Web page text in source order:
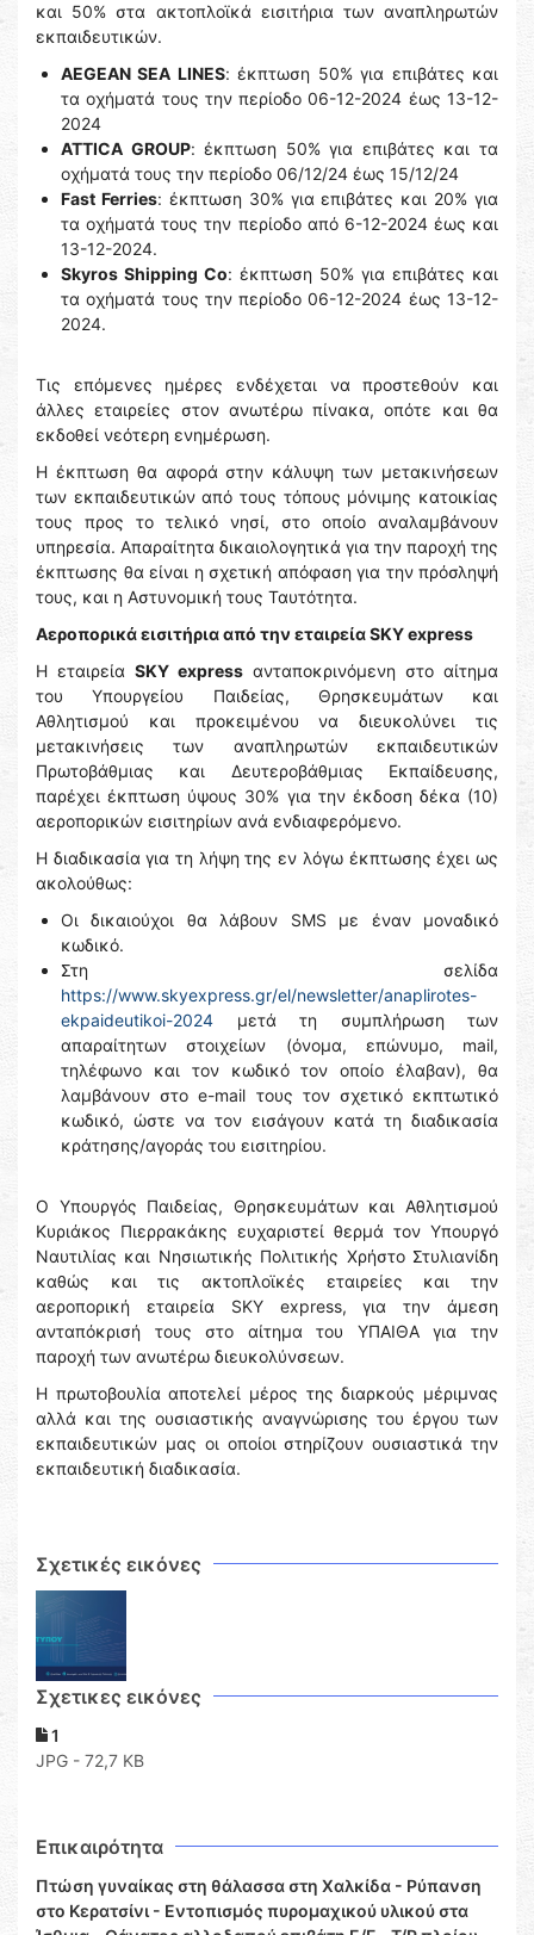
και 50% στα ακτοπλοϊκά εισιτήρια των αναπληρωτών
εκπαιδευτικών.
AEGEAN SEA LINES: έκπτωση 50% για επιβάτες και
τα οχήματά τους την περίοδο 06-12-2024 έως 13-12-
2024
ΑΤΤΙCA GROUP: έκπτωση 50% για επιβάτες και τα
οχήματά τους την περίοδο 06/12/24 έως 15/12/24
Fast Ferries: έκπτωση 30% για επιβάτες και 20% για
τα οχήματά τους την περίοδο από 6-12-2024 έως και
13-12-2024.
Skyros Shipping Co: έκπτωση 50% για επιβάτες και
τα οχήματά τους την περίοδο 06-12-2024 έως 13-12-
2024.
Τις επόμενες ημέρες ενδέχεται να προστεθούν και
άλλες εταιρείες στον ανωτέρω πίνακα, οπότε και θα
εκδοθεί νεότερη ενημέρωση.
Η έκπτωση θα αφορά στην κάλυψη των μετακινήσεων
των εκπαιδευτικών από τους τόπους μόνιμης κατοικίας
τους προς το τελικό νησί, στο οποίο αναλαμβάνουν
υπηρεσία. Απαραίτητα δικαιολογητικά για την παροχή της
έκπτωσης θα είναι η σχετική απόφαση για την πρόσληψή
τους, και η Αστυνομική τους Ταυτότητα.
Αεροπορικά εισιτήρια από την εταιρεία SKY express
H εταιρεία SKY express ανταποκρινόμενη στο αίτημα
του Υπουργείου Παιδείας, Θρησκευμάτων και
Αθλητισμού και προκειμένου να διευκολύνει τις
μετακινήσεις των αναπληρωτών εκπαιδευτικών
Πρωτοβάθμιας και Δευτεροβάθμιας Εκπαίδευσης,
παρέχει έκπτωση ύψους 30% για την έκδοση δέκα (10)
αεροπορικών εισιτηρίων ανά ενδιαφερόμενο.
Η διαδικασία για τη λήψη της εν λόγω έκπτωσης έχει ως
ακολούθως:
Οι δικαιούχοι θα λάβουν SMS με έναν μοναδικό
κωδικό.
Στη σελίδα
https://www.skyexpress.gr/el/newsletter/anaplirotes-
ekpaideutikoi-2024 μετά τη συμπλήρωση των
απαραίτητων στοιχείων (όνομα, επώνυμο, mail,
τηλέφωνο και τον κωδικό τον οποίο έλαβαν), θα
λαμβάνουν στο e-mail τους τον σχετικό εκπτωτικό
κωδικό, ώστε να τον εισάγουν κατά τη διαδικασία
κράτησης/αγοράς του εισιτηρίου.
Ο Υπουργός Παιδείας, Θρησκευμάτων και Αθλητισμού
Κυριάκος Πιερρακάκης ευχαριστεί θερμά τον Υπουργό
Ναυτιλίας και Νησιωτικής Πολιτικής Χρήστο Στυλιανίδη
καθώς και τις ακτοπλοϊκές εταιρείες και την
αεροπορική εταιρεία SΚΥ express, για την άμεση
ανταπόκρισή τους στο αίτημα του ΥΠΑΙΘΑ για την
παροχή των ανωτέρω διευκολύνσεων.
Η πρωτοβουλία αποτελεί μέρος της διαρκούς μέριμνας
αλλά και της ουσιαστικής αναγνώρισης του έργου των
εκπαιδευτικών μας οι οποίοι στηρίζουν ουσιαστικά την
εκπαιδευτική διαδικασία.
Σχετικές εικόνες
Σχετικες εικόνες
1
JPG - 72,7 KB
Επικαιρότητα
Πτώση γυναίκας στη θάλασσα στη Χαλκίδα - Ρύπανση
στο Κερατσίνι - Εντοπισμός πυρομαχικού υλικού στα